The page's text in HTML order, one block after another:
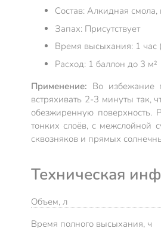
Состав: Алкидная
Запах: Присутствует
Время высыхания: 1 час
Расход: 1 баллон до 3 м²
Применение: Во избежание
встряхивать 2-3 минуты так,
обезжиренную поверхность.
тонких слоёв, с межслойной
сквозняков и прямых
Техническая
Объем, л
Время полного высыхания, ч